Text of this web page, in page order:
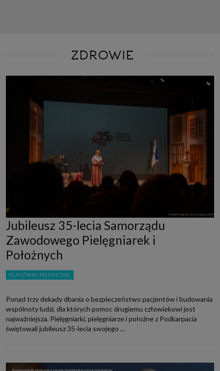
ZDROWIE
Jubileusz 35-lecia Samorządu
Zawodowego Pielęgniarek i
Położnych
PLACÓWKI MEDYCZNE
Ponad trzy dekady dbania o bezpieczeństwo pacjentów i budowania
wspólnoty ludzi, dla których pomoc drugiemu człowiekowi jest
najważniejsza. Pielęgniarki, pielęgniarze i położne z Podkarpacia
świętowali jubileusz 35-lecia swojego ...